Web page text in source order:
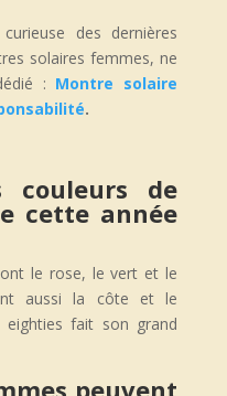
des dernières
solaires femmes, ne
: Montre solaire
.
couleurs de
cette année
le rose, le vert et le
aussi la côte et le
eighties fait son grand